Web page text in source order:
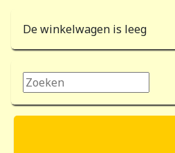
De winkelwagen is leeg
Zoeken...